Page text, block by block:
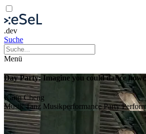
.dev
Suche
Menü
Day Party: Imagine you could dance
Karin Cheng
MusikTanz MusikperformanceParty